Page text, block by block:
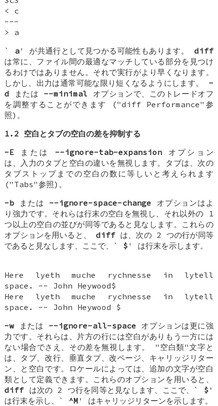
< c
---
> a
` a' が共通行として見つかる可能性もあります。 diff
は常に、ファイル間の最適なマッチしている部分を見つけ
るわけではありません。それで実行がより早くなります。
しかし、出力は通常可能な限り短くなるようにします。 -
d または --minimal オプションで、このトレードオフ
を調整することができます ("diff Performance"参
照)。
1.2 空白とタブの空白の差を抑制する
-E または --ignore-tab-expansion オプション
は、入力のタブと空白の違いを無視します。タブは、次の
タブストップまでの空白の数に等しいと考えられます
("Tabs"参照)。
-b または --ignore-space-change オプションはよ
り強力です。それらは行末の空白を無視し、それ以外の 1
つ以上の空白の並びが同等であると見なします。これらの
オプションを用いると、 diff は、次の 2 つの行が同等
であると見なします、ここで、` $ ' は行末を示します。
Here lyeth muche rychnesse in lytell
space. -- John Heywood$
Here lyeth muche rychnesse in lytell
space. -- John Heywood $
-w または --ignore-all-space オプションは更に強
力です。それらは、片方の行には空白がありもう一方には
ない場合でさえ、その差を無視します。 "空白類"文字と
は、タブ、改行、垂直タブ、改ページ、キャリッジリター
ン、と空白です。ロケールによっては、追加の文字が空白
類として定義できます。これらのオプションを用いると、
diff は次の 2 つ行を同等と見なします、ここで、` $ '
は行末を示し、` ^M ' はキャリッジリターンを示します。